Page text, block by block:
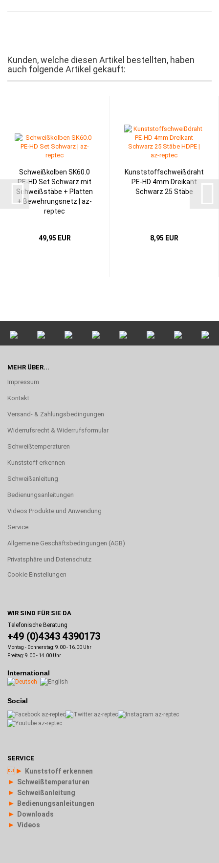
Kunden, welche diesen Artikel bestellten, haben
auch folgende Artikel gekauft:
Schweißkolben SK60.0
PE-HD Set Schwarz mit
Schweißstäbe + Platten
+ Bewehrungsnetz | az-
reptec
49,95 EUR
Kunststoffschweißdraht
PE-HD 4mm Dreikant
Schwarz 25 Stäbe
8,95 EUR
MEHR ÜBER...
Impressum
Kontakt
Versand- & Zahlungsbedingungen
Widerrufsrecht & Widerrufsformular
Schweißtemperaturen
Kunststoff erkennen
Schweißanleitung
Bedienungsanleitungen
Videos Produkte und Anwendung
Service
Allgemeine Geschäftsbedingungen (AGB)
Privatsphäre und Datenschutz
Cookie Einstellungen
WIR SIND FÜR SIE DA
Telefonische Beratung
+49 (0)4343 4390173
Montag - Donnerstag: 9.00 - 16.00 Uhr
Freitag: 9.00 - 14.00 Uhr
International
Social
SERVICE
► Kunststoff erkennen
► Schweißtemperaturen
► Schweißanleitung
► Bedienungsanleitungen
► Downloads
► Videos